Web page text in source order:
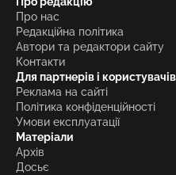
Про нас
Редакційна політика
Автори та редактори сайту
Контакти
Для партнерів і користувачів
Реклама на сайті
Політика конфіденційності
Умови експлуатації
Матеріали
Архів
Досьє